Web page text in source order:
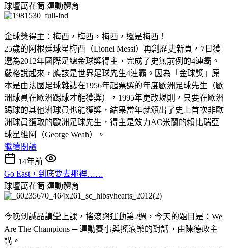
球壇萬花筒 運動體育
金球獎得主：梅西，梅西，梅西，還是梅西！
25歲的阿根廷球星梅西（Lionel Messi）再創歷史新頁，7日獲
選為2012年國際足總金球獎得主，完成了史無前例的4連霸。
嚴格說起來，應該是世界足球先生4連霸。因為「金球獎」原
本是由法國足球雜誌在1956年起票選的年度歐洲足球先生（歐
洲球員在歐洲踢球才能獲獎），1995年更改規則，只要在歐洲
踢球的其他洲球員也能獲獎，結果當年就頒出了史上首次非歐
洲球員獲取的歐洲足球先生，得主是效力AC米蘭的賴比瑞亞
球星維阿（George Weah）。
繼續閱讀
14年前
Go East，到底要去那裡……
球壇萬花筒 運動體育
今晚到誠品講堂上課，搖滾與運動第2週，今天的題目是：We
Are The Champions ─ 運動賽事與搖滾樂的對話，由陳德政主
講。